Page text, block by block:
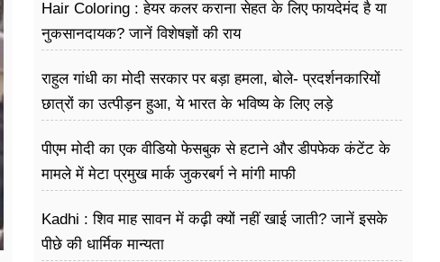
Hair Coloring : हेयर कलर कराना सेहत के लिए फायदेमंद है या
नुकसानदायक? जानें विशेषज्ञों की राय
राहुल गांधी का मोदी सरकार पर बड़ा हमला, बोले- प्रदर्शनकारियों
छात्रों का उत्पीड़न हुआ, ये भारत के भविष्य के लिए लड़े
पीएम मोदी का एक वीडियो फेसबुक से हटाने और डीपफेक कंटेंट के
मामले में मेटा प्रमुख मार्क जुकरबर्ग ने मांगी माफी
Kadhi : शिव माह सावन में कढ़ी क्यों नहीं खाई जाती? जानें इसके
पीछे की धार्मिक मान्यता